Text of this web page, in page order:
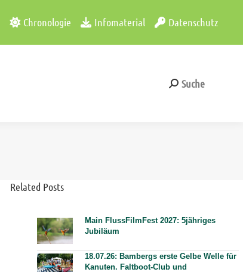
Chronologie Infomaterial Datenschutz
Search:
Suche
Related Posts
Main FlussFilmFest 2027: 5jähriges
Jubiläum
18.07.26: Bambergs erste Gelbe Welle für
Kanuten. Faltboot-Club und